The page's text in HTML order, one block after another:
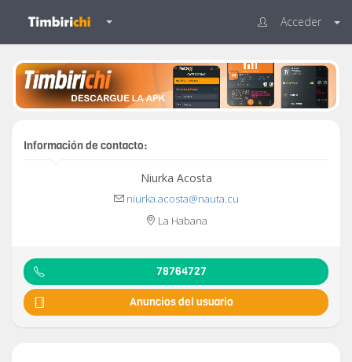
Acceder
Información de contacto:
Niurka Acosta
niurka.acosta@nauta.cu
La Habana
78764727
Anuncios del usuario